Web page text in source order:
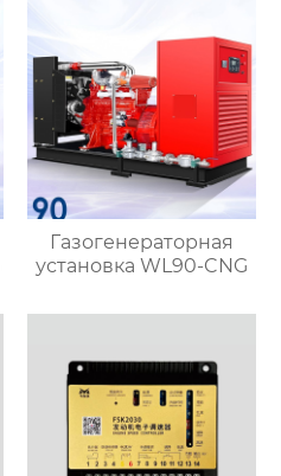
Газогенераторная
установка WL90-CNG